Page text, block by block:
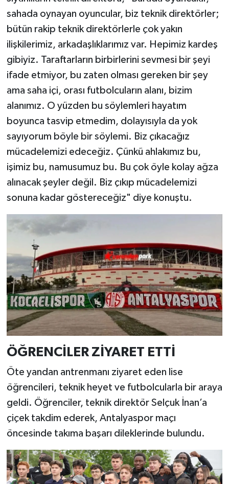
sahada oynayan oyuncular, biz teknik direktörler;
bütün rakip teknik direktörlerle çok yakın
ilişkilerimiz, arkadaşlıklarımız var. Hepimiz kardeş
gibiyiz. Taraftarların birbirlerini sevmesi bir şeyi
ifade etmiyor, bu zaten olması gereken bir şey
ama saha içi, orası futbolcuların alanı, bizim
alanımız. O yüzden bu söylemleri hayatım
boyunca tasvip etmedim, dolayısıyla da yok
sayıyorum böyle bir söylemi. Biz çıkacağız
mücadelemizi edeceğiz. Çünkü ahlakımız bu,
işimiz bu, namusumuz bu. Bu çok öyle kolay ağza
alınacak şeyler değil. Biz çıkıp mücadelemizi
sonuna kadar göstereceğiz" diye konuştu.
ÖĞRENCİLER ZİYARET ETTİ
Öte yandan antrenmanı ziyaret eden lise
öğrencileri, teknik heyet ve futbolcularla bir araya
geldi. Öğrenciler, teknik direktör Selçuk İnan’a
çiçek takdim ederek, Antalyaspor maçı
öncesinde takıma başarı dileklerinde bulundu.